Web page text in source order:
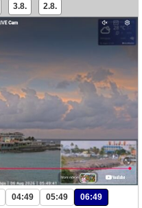
3.8. 2.8.
04:49 05:49 06:49